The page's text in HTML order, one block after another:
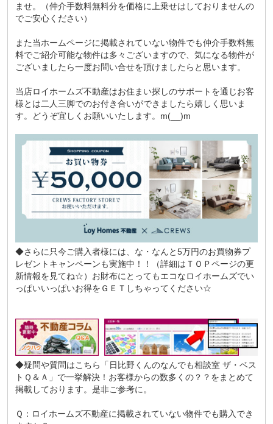
ませ。（仲介手数料無料分を価格に上乗せはしておりませんの
でご安心ください）
また当ホームページに掲載されていない物件でも仲介手数料無
料でご紹介可能な物件は多々ございますので、気になる物件が
ございましたら一度お問い合せを頂けましたらと思います。
当店ロイホームズ不動産はお住まい探しのサポートを通じお客
様とは二人三脚でのお付き合いができましたら嬉しく思いま
す。どうぞ宜しくお願いいたします。m(__)m
◆さらに只今ご購入者様には、な・なんと5万円のお買物券プ
レゼントキャンペーンも実施中！！（詳細はＴＯＰページの更
新情報を見てね☆）お財布にとってもエコなロイホームズでい
っぱいいっぱいお得をＧＥＴしちゃってください☆
◆疑問や質問はこちら
「日比野くんのなんでも相談室 ザ・ベス
トＱ＆Ａ」 で一挙解決！お客様からの数多くの？？をまとめて
掲載しております。是非ご参考に。
Ｑ：ロイホームズ不動産に掲載されていない物件でも購入でき